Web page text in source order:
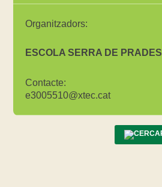
Organitzadors:
ESCOLA SERRA DE PRADES
Contacte:
e3005510@xtec.cat